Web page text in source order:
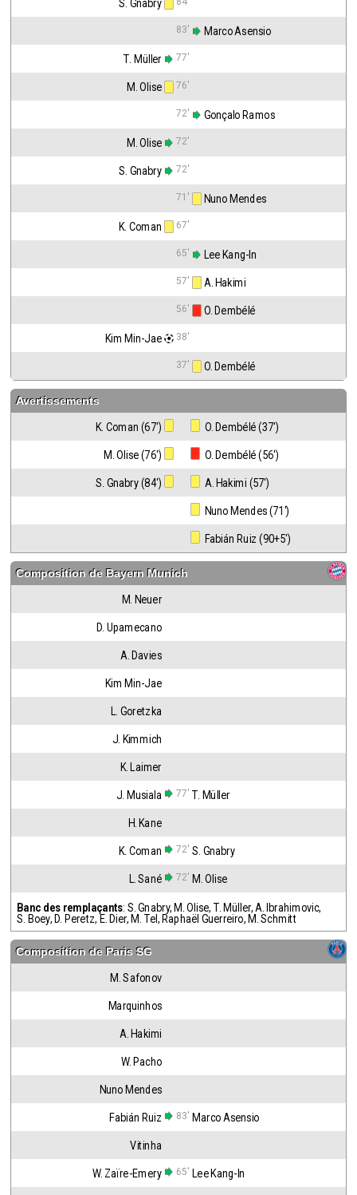
S. Gnabry
83' Marco Asensio
T. Müller 77'
M. Olise 76'
72' Gonçalo Ramos
M. Olise 72'
S. Gnabry 72'
71' Nuno Mendes
K. Coman 67'
65' Lee Kang-In
57' A. Hakimi
56' O. Dembélé
Kim Min-Jae 38'
37' O. Dembélé
Avertissements
K. Coman (67') O. Dembélé (37')
M. Olise (76') O. Dembélé (56')
S. Gnabry (84') A. Hakimi (57')
Nuno Mendes (71')
Fabián Ruiz (90+5')
Composition de Bayern Munich
M. Neuer
D. Upamecano
A. Davies
Kim Min-Jae
L. Goretzka
J. Kimmich
K. Laimer
J. Musiala 77' T. Müller
H. Kane
K. Coman 72' S. Gnabry
L. Sané 72' M. Olise
Banc des remplaçants: S. Gnabry, M. Olise, T. Müller, A. Ibrahimovic,
S. Boey, D. Peretz, E. Dier, M. Tel, Raphaël Guerreiro, M. Schmitt
Composition de Paris SG
M. Safonov
Marquinhos
A. Hakimi
W. Pacho
Nuno Mendes
Fabián Ruiz 83' Marco Asensio
Vitinha
W. Zaïre-Emery 65' Lee Kang-In